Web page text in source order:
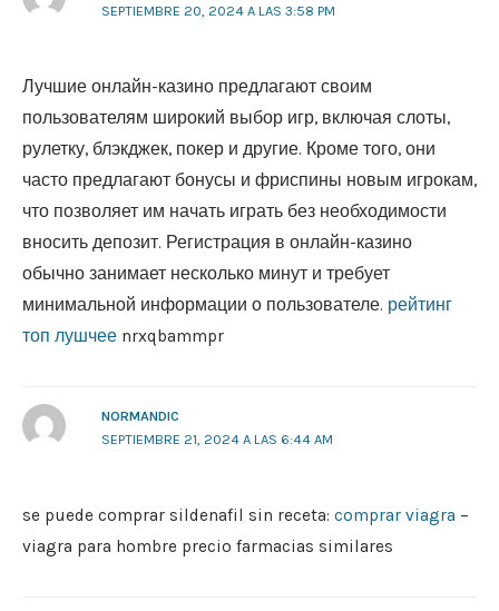
SEPTIEMBRE 20, 2024 A LAS 3:58 PM
Лучшие онлайн-казино предлагают своим
пользователям широкий выбор игр, включая слоты,
рулетку, блэкджек, покер и другие. Кроме того, они
часто предлагают бонусы и фриспины новым игрокам,
что позволяет им начать играть без необходимости
вносить депозит. Регистрация в онлайн-казино
обычно занимает несколько минут и требует
минимальной информации о пользователе. рейтинг
топ лушчее nrxqbammpr
NORMANDIC
SEPTIEMBRE 21, 2024 A LAS 6:44 AM
se puede comprar sildenafil sin receta: comprar viagra –
viagra para hombre precio farmacias similares